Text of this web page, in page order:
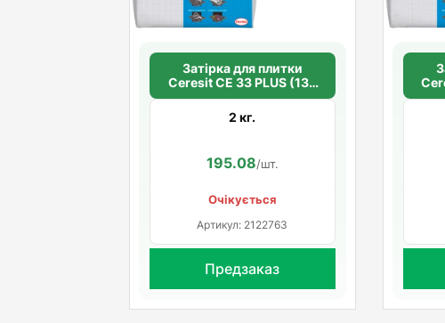
Затірка для плитки
Ceresit СЕ 33 PLUS (139
персик)
2 кг.
195.08/шт.
Очікується
Артикул: 2122763
Предзаказ